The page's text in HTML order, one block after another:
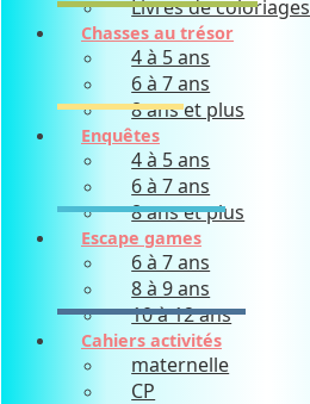
Livres de coloriages
Chasses au trésor
4 à 5 ans
6 à 7 ans
8 ans et plus
Enquêtes
4 à 5 ans
6 à 7 ans
8 ans et plus
Escape games
6 à 7 ans
8 à 9 ans
10 à 12 ans
Cahiers activités
maternelle
CP